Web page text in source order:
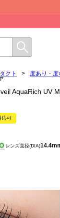
クト > 度あり・度
AquaRich UV
応可
レンズ直径(DIA)